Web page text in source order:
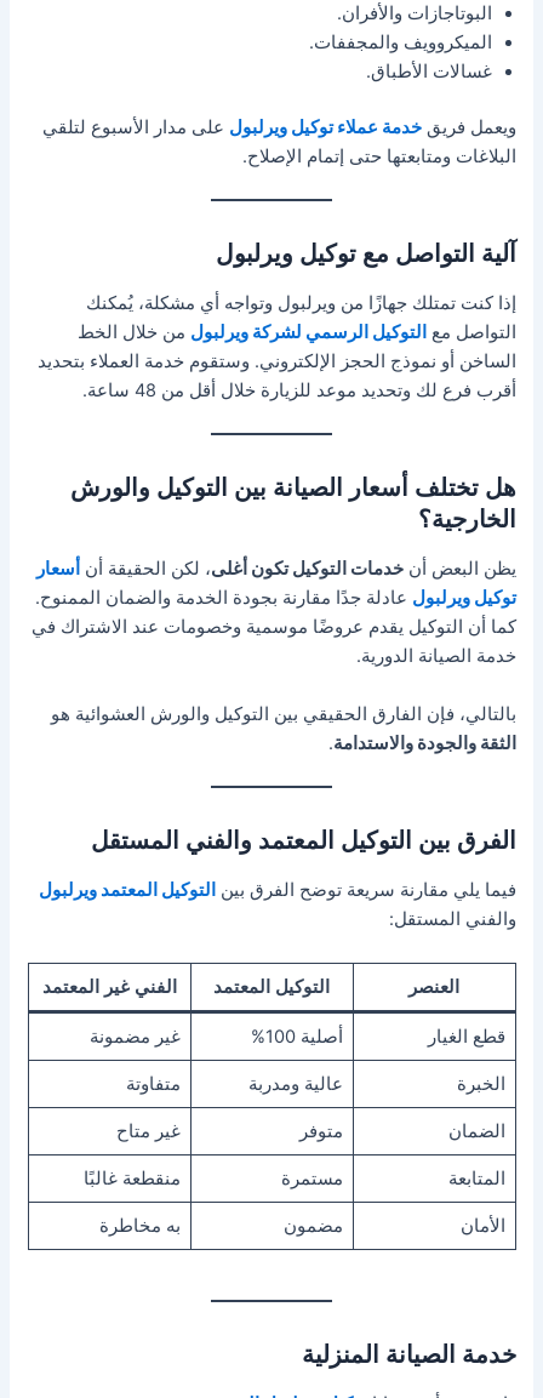
البوتاجازات والأفران.
الميكروويف والمجففات.
غسالات الأطباق.
ويعمل فريقخدمة عملاء توكيل ويرلبول على مدار الأسبوع لتلقي
البلاغات ومتابعتها حتى إتمام الإصلاح.
آلية التواصل مع توكيل ويرلبول
إذا كنت تمتلك جهازًا من ويرلبول وتواجه أي مشكلة، يُمكنك
التواصل مع التوكيل الرسمي لشركة ويرلبول من خلال الخط
الساخن أو نموذج الحجز الإلكتروني. وستقوم خدمة العملاء بتحديد
أقرب فرع لك وتحديد موعد للزيارة خلال أقل من 48 ساعة.
هل تختلف أسعار الصيانة بين التوكيل والورش
الخارجية؟
يظن البعض أنخدمات التوكيل تكون أغلى، لكن الحقيقة أن أسعار
توكيل ويرلبول عادلة جدًا مقارنة بجودة الخدمة والضمان الممنوح.
كما أن التوكيل يقدم عروضًا موسمية وخصومات عند الاشتراك في
خدمة الصيانة الدورية.
بالتالي، فإن الفارق الحقيقي بين التوكيل والورش العشوائية هو
الثقة والجودة والاستدامة.
الفرق بين التوكيل المعتمد والفني المستقل
فيما يلي مقارنة سريعة توضح الفرق بين التوكيل المعتمد ويرلبول
والفني المستقل:
العنصر التوكيل المعتمد الفني غير المعتمد
قطع الغيار أصلية 100% غير مضمونة
الخبرة عالية ومدربة متفاوتة
الضمان متوفر غير متاح
المتابعة مستمرة منقطعة غالبًا
الأمان مضمون به مخاطرة
خدمة الصيانة المنزلية